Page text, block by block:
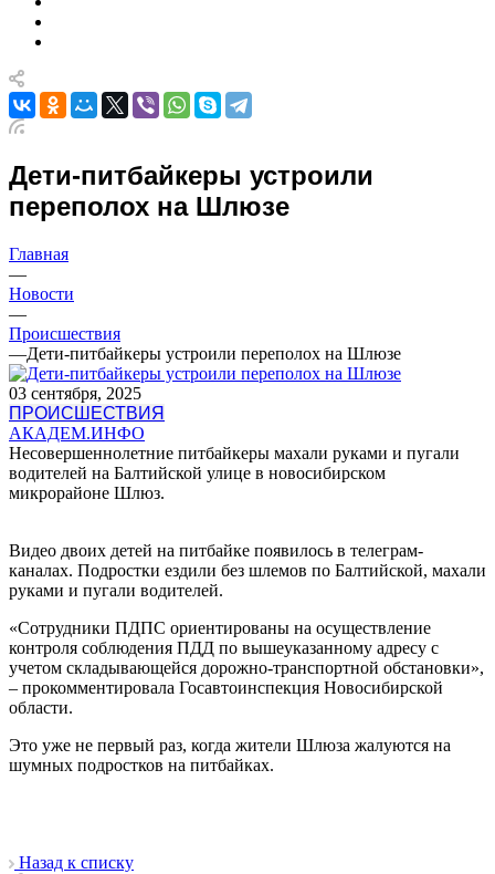
Дети-питбайкеры устроили
переполох на Шлюзе
Главная
—
Новости
—
Происшествия
—Дети-питбайкеры устроили переполох на Шлюзе
03 сентября, 2025
ПРОИСШЕСТВИЯ
АКАДЕМ.ИНФО
Несовершеннолетние питбайкеры махали руками и пугали
водителей на Балтийской улице в новосибирском
микрорайоне Шлюз.
Видео двоих детей на питбайке появилось в телеграм-
каналах. Подростки ездили без шлемов по Балтийской, махали
руками и пугали водителей.
«Сотрудники ПДПС ориентированы на осуществление
контроля соблюдения ПДД по вышеуказанному адресу с
учетом складывающейся дорожно-транспортной обстановки»,
– прокомментировала Госавтоинспекция Новосибирской
области.
Это уже не первый раз, когда жители Шлюза жалуются на
шумных подростков на питбайках.
Назад к списку